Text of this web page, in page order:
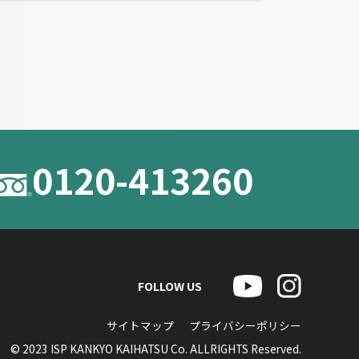
0120-413260
FOLLOW US
サイトマップ
プライバシーポリシー
© 2023 ISP KANKYO KAIHATSU Co. ALLRIGHTS Reserved.